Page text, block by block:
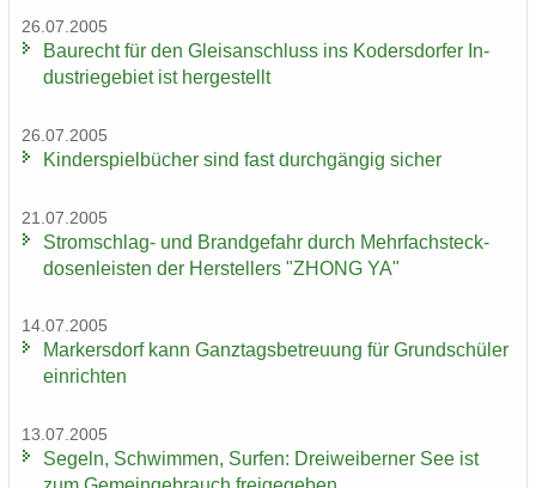
26.07.2005
Bau­recht für den Gleis­an­schluss ins Ko­ders­dor­fer In­
dus­trie­ge­biet ist her­ge­stellt
26.07.2005
Kin­der­spiel­bü­cher sind fast durch­gän­gig si­cher
21.07.2005
Stromschlag-​ und Brand­ge­fahr durch Mehr­fach­steck­
do­sen­leis­ten der Her­stel­lers "ZHONG YA"
14.07.2005
Mar­kers­dorf kann Ganz­tags­be­treu­ung für Grund­schü­ler
ein­rich­ten
13.07.2005
Se­geln, Schwim­men, Sur­fen: Drei­wei­ber­ner See ist